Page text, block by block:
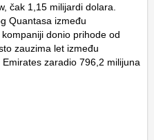
čak 1,15 milijardi dolara.
Quantasa između
donio prihode od
zauzima let između
zaradio 796,2 milijuna